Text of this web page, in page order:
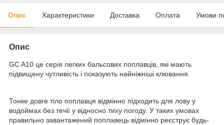
Опис Характеристики Доставка Оплата Умови
Опис
GC A10 це серія легких бальсових поплавців, які мають
підвищену чутливість і показують найніжніші клювання.
Тонке довге тіло поплавця відмінно підходить для лову у
водоймах без течії у відносно тиху погоду. У таких умовах
правильно завантажений поплавець відмінно реєструє будь-